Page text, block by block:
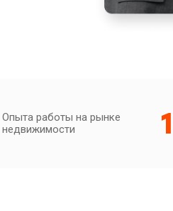
Опыта работы на рынке
недвижимости